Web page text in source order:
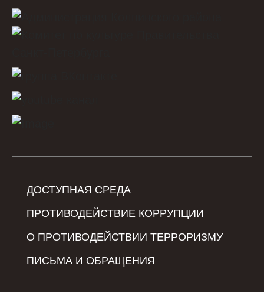
ДОСТУПНАЯ СРЕДА
ПРОТИВОДЕЙСТВИЕ КОРРУПЦИИ
О ПРОТИВОДЕЙСТВИИ ТЕРРОРИЗМУ
ПИСЬМА И ОБРАЩЕНИЯ